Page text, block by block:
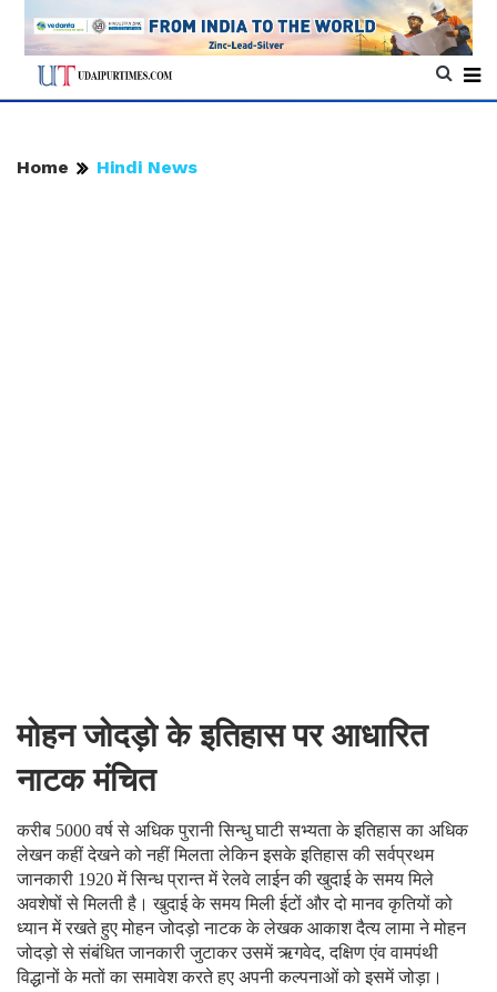
Home Hindi News
मोहन जोदड़ो के इतिहास पर आधारित
नाटक मंचित
करीब 5000 वर्ष से अधिक पुरानी सिन्धु घाटी सभ्यता के इतिहास का अधिक
लेखन कहीं देखने को नहीं मिलता लेकिन इसके इतिहास की सर्वप्रथम
जानकारी 1920 में सिन्ध प्रान्त में रेलवे लाईन की खुदाई के समय मिले
अवशेषों से मिलती है। खुदाई के समय मिली ईटों और दो मानव कृतियों को
ध्यान में रखते हुए मोहन जोदड़ो नाटक के लेखक आकाश दैत्य लामा ने मोहन
जोदड़ो से संबंधित जानकारी जुटाकर उसमें ऋगवेद, दक्षिण एंव वामपंथी
विद्धानों के मतों का समावेश करते हए अपनी कल्पनाओं को इसमें जोड़ा।